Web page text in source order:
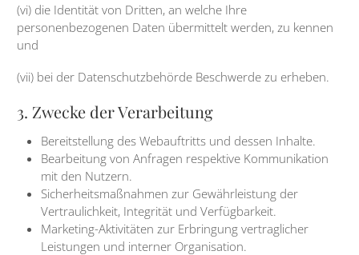
(vi) die Identität von Dritten, an welche Ihre
personenbezogenen Daten übermittelt werden, zu kennen
und
(vii) bei der Datenschutzbehörde Beschwerde zu erheben.
3. Zwecke der Verarbeitung
Bereitstellung des Webauftritts und dessen Inhalte.
Bearbeitung von Anfragen respektive Kommunikation
mit den Nutzern.
Sicherheitsmaßnahmen zur Gewährleistung der
Vertraulichkeit, Integrität und Verfügbarkeit.
Marketing-Aktivitäten zur Erbringung vertraglicher
Leistungen und interner Organisation.